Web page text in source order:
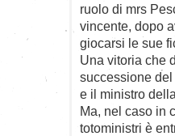
ruolo di mrs
vincente, dopo
giocarsi le sue
Una vitoria che
successione
e il ministro
Ma, nel caso in
totoministri è